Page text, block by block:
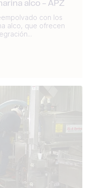
alco - APZ
con los
alco, que ofrecen